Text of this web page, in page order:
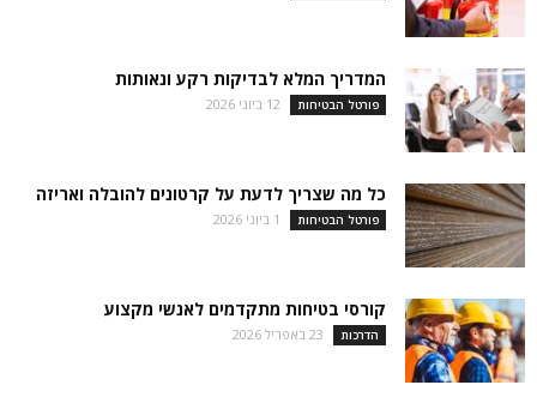
המדריך המלא לבדיקות רקע ונאותות
פורטל הבטיחות 12 ביוני 2026
כל מה שצריך לדעת על קרטונים להובלה ואריזה
פורטל הבטיחות 1 ביוני 2026
קורסי בטיחות מתקדמים לאנשי מקצוע
הדרכות 23 באפריל 2026